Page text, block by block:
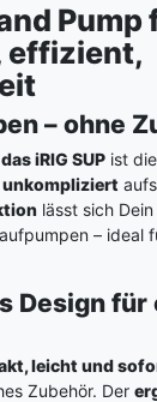
Pump
effizient,
– ohne
iRIG SUP ist
lässt sich
– ideal
Design für
leicht und
Zubehör. Der